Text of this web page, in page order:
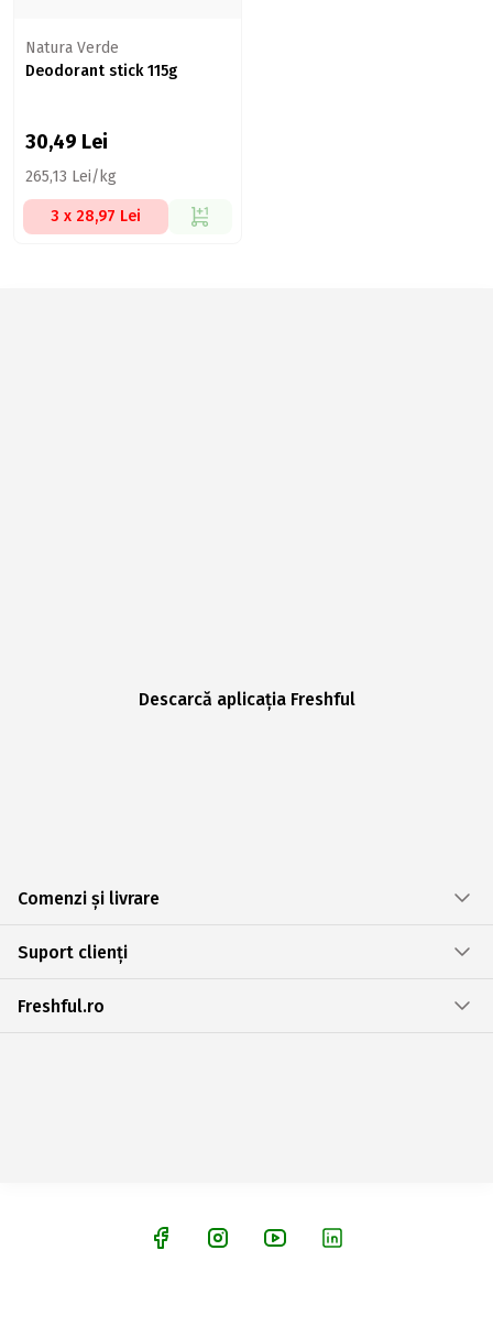
Natura Verde
Deodorant stick 115g
30,49 Lei
265,13 Lei/kg
3 x 28,97 Lei
Descarcă aplicația Freshful
Comenzi și livrare
Suport clienți
Freshful.ro